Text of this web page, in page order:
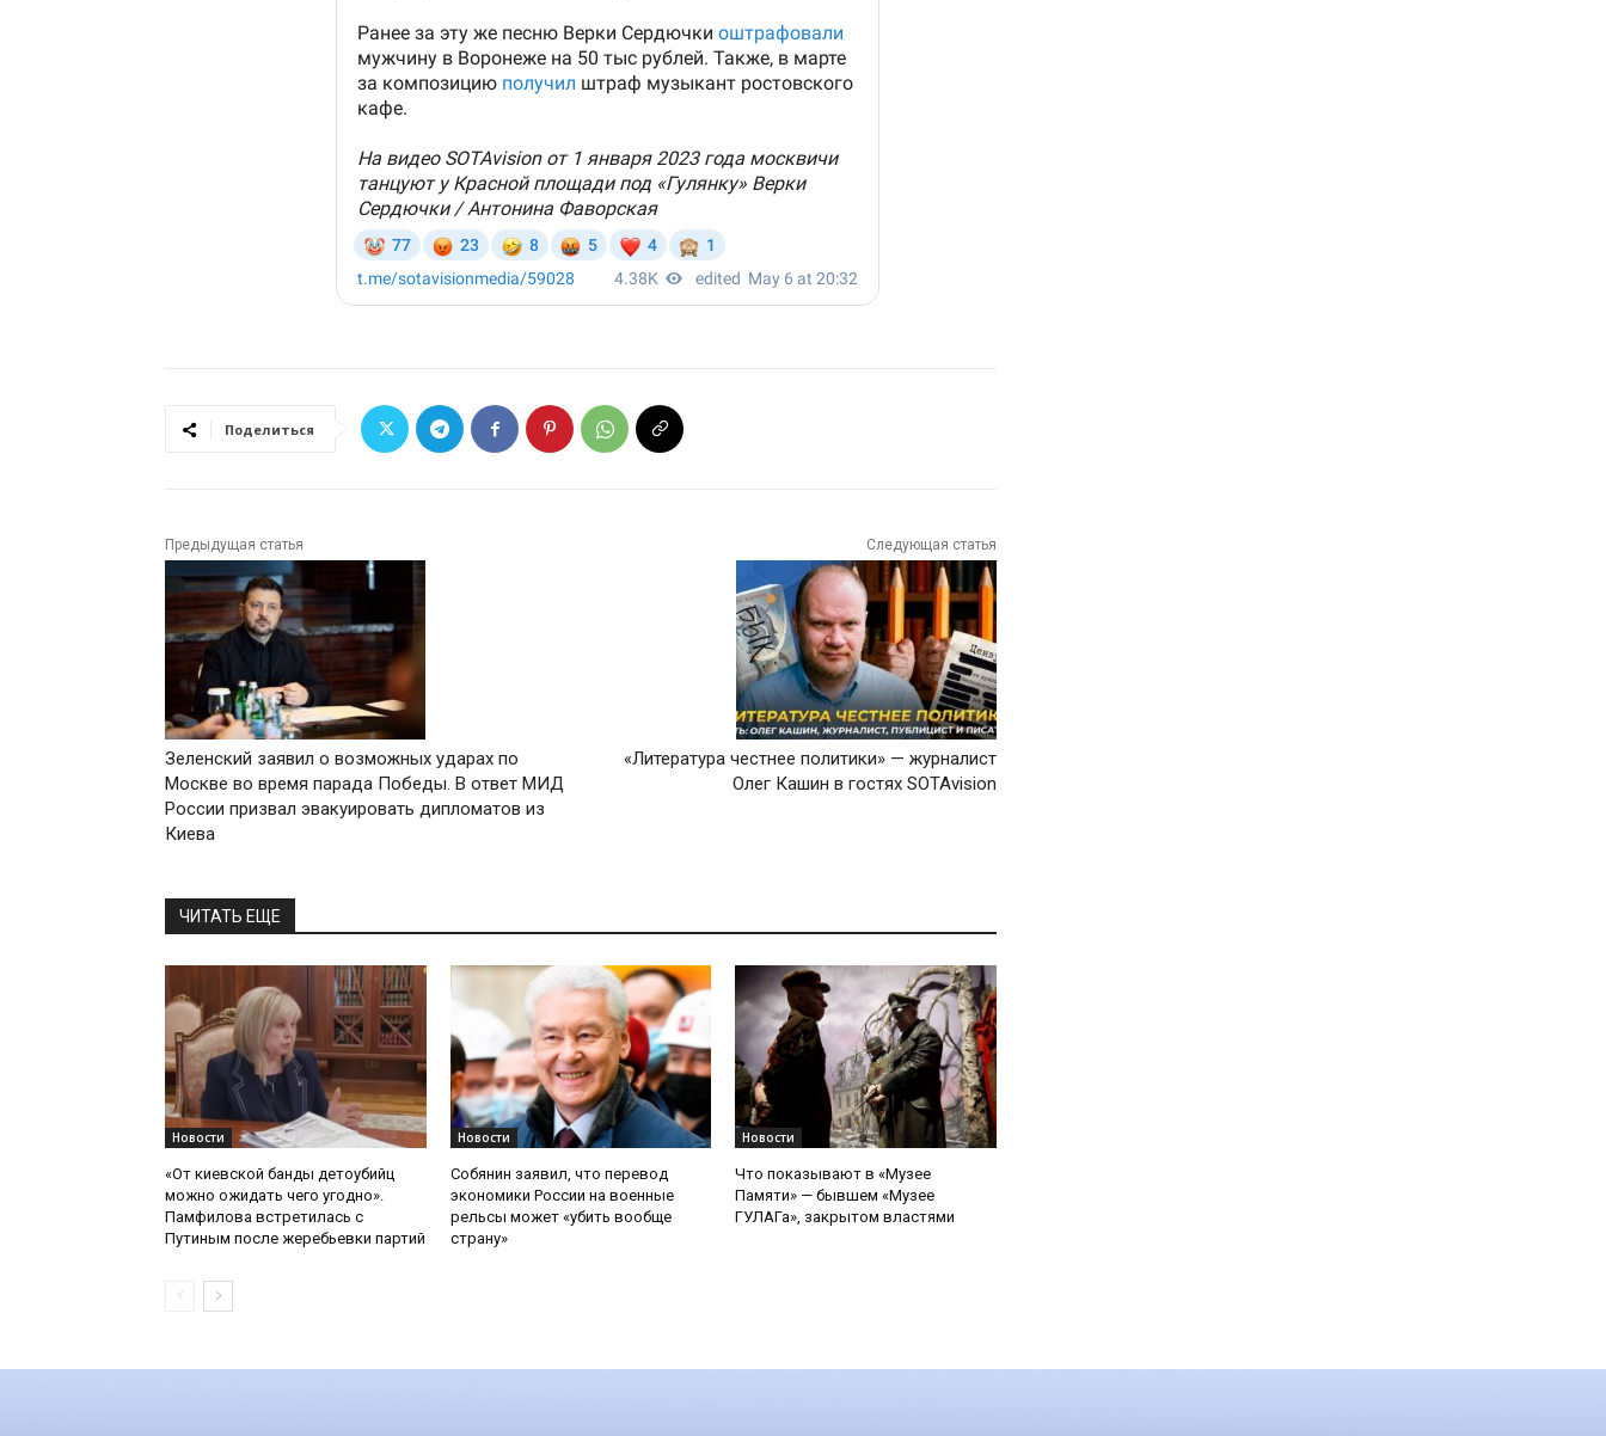
Поделиться
Предыдущая статья
Зеленский заявил о возможных ударах по
Москве во время парада Победы. В ответ МИД
России призвал эвакуировать дипломатов из
Киева
Следующая статья
«Литература честнее политики» — журналист
Олег Кашин в гостях SOTAvision
ЧИТАТЬ ЕЩЕ
Новости
«От киевской банды детоубийц
можно ожидать чего угодно».
Памфилова встретилась с
Путиным после жеребьевки партий
Новости
Собянин заявил, что перевод
экономики России на военные
рельсы может «убить вообще
страну»
Новости
Что показывают в «Музее
Памяти» — бывшем «Музее
ГУЛАГа», закрытом властями